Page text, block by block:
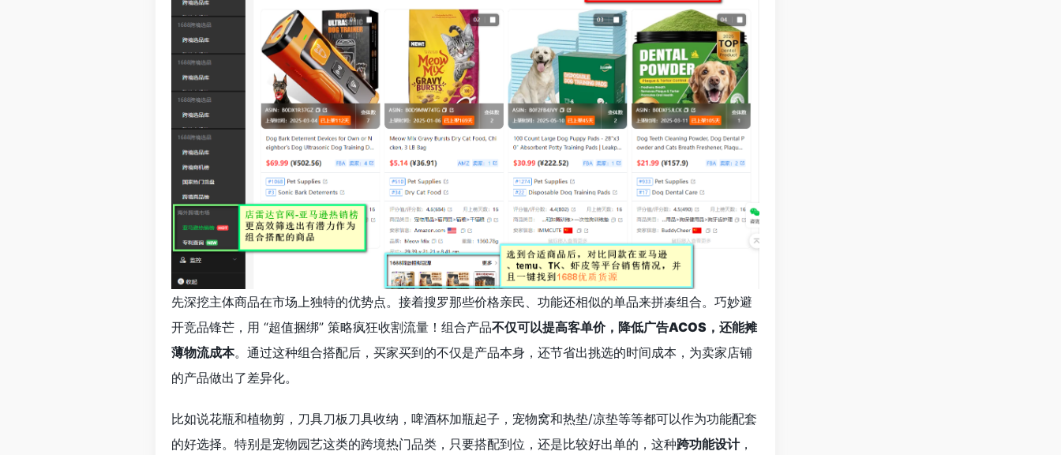
先深挖主体商品在市场上独特的优势点。接着搜罗那些价格亲民、功能还相似的单品来拼凑组合。巧妙避
开竞品锋芒，用 “超值捆绑” 策略疯狂收割流量！组合产品不仅可以提高客单价，降低广告ACOS，还能摊
薄物流成本。通过这种组合搭配后，买家买到的不仅是产品本身，还节省出挑选的时间成本，为卖家店铺
的产品做出了差异化。
比如说花瓶和植物剪，刀具刀板刀具收纳，啤酒杯加瓶起子，宠物窝和热垫/凉垫等等都可以作为功能配套
的好选择。特别是宠物园艺这类的跨境热门品类，只要搭配到位，还是比较好出单的，这种跨功能设计，